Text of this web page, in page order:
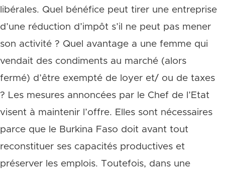
libérales. Quel bénéfice peut tirer une entreprise
d’une réduction d’impôt s’il ne peut pas mener
son activité ? Quel avantage a une femme qui
vendait des condiments au marché (alors
fermé) d’être exempté de loyer et/ ou de taxes
? Les mesures annoncées par le Chef de l’Etat
visent à maintenir l’offre. Elles sont nécessaires
parce que le Burkina Faso doit avant tout
reconstituer ses capacités productives et
préserver les emplois. Toutefois, dans une